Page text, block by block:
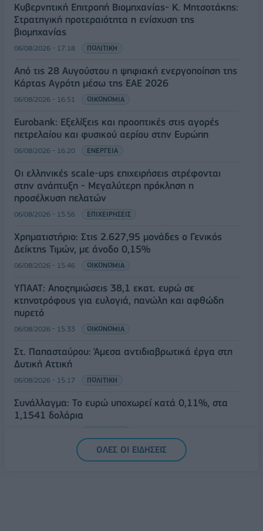
Κυβερνητική Επιτροπή Βιομηχανίας- Κ. Μητσοτάκης:
Στρατηγική προτεραιότητα η ενίσχυση της
βιομηχανίας
06/08/2026 - 17:18 ΠΟΛΙΤΙΚΗ
Από τις 28 Αυγούστου η ψηφιακή ενεργοποίηση της
Κάρτας Αγρότη μέσω της ΕΑΕ 2026
06/08/2026 - 16:51 ΟΙΚΟΝΟΜΙΑ
Eurobank: Εξελίξεις και προοπτικές στις αγορές
πετρελαίου και φυσικού αερίου στην Ευρώπη
06/08/2026 - 16:20 ΕΝΕΡΓΕΙΑ
Οι ελληνικές scale-ups επιχειρήσεις στρέφονται
στην ανάπτυξη - Μεγαλύτερη πρόκληση η
προσέλκυση πελατών
06/08/2026 - 15:56 ΕΠΙΧΕΙΡΗΣΕΙΣ
Χρηματιστήριο: Στις 2.627,95 μονάδες ο Γενικός
Δείκτης Τιμών, με άνοδο 0,15%
06/08/2026 - 15:46 ΟΙΚΟΝΟΜΙΑ
ΥΠΑΑΤ: Αποζημιώσεις 38,1 εκατ. ευρώ σε
κτηνοτρόφους για ευλογιά, πανώλη και αφθώδη
πυρετό
06/08/2026 - 15:33 ΟΙΚΟΝΟΜΙΑ
Στ. Παπασταύρου: Άμεσα αντιδιαβρωτικά έργα στη
Δυτική Αττική
06/08/2026 - 15:17 ΠΟΛΙΤΙΚΗ
Συνάλλαγμα: Το ευρώ υποχωρεί κατά 0,11%, στα
1,1541 δολάρια
ΟΛΕΣ ΟΙ ΕΙΔΗΣΕΙΣ